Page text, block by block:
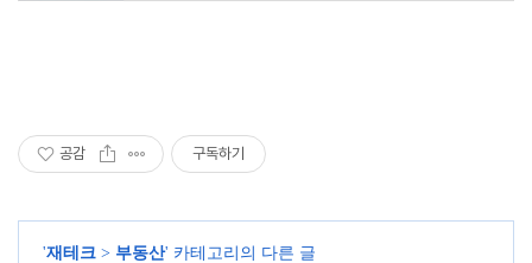
공감 구독하기
'재테크 > 부동산' 카테고리의 다른 글